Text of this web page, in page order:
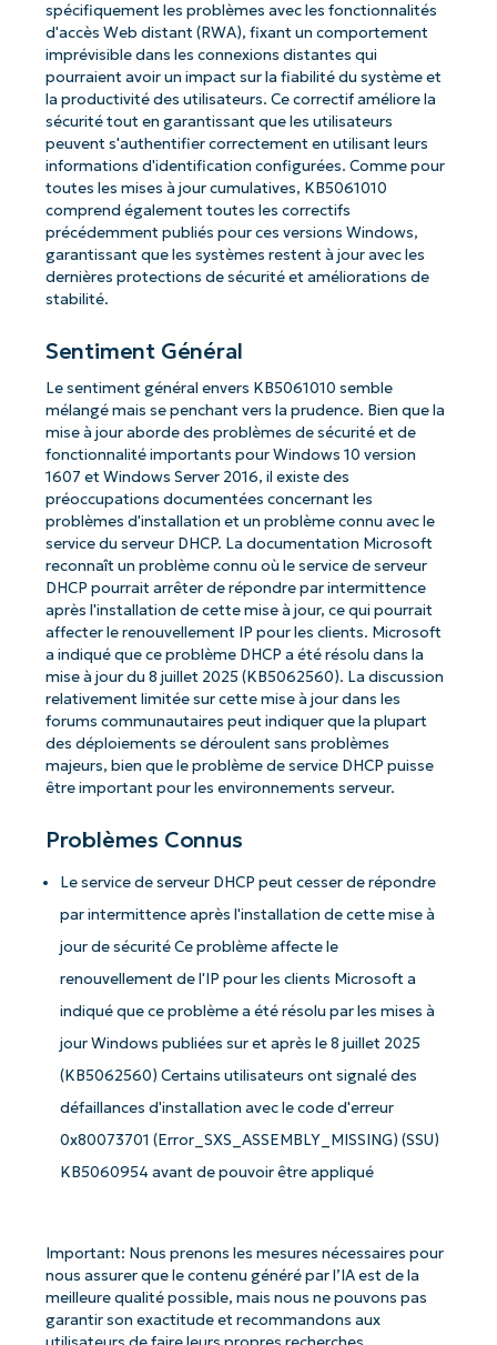
spécifiquement les problèmes avec les fonctionnalités
d'accès Web distant (RWA), fixant un comportement
imprévisible dans les connexions distantes qui
pourraient avoir un impact sur la fiabilité du système et
la productivité des utilisateurs. Ce correctif améliore la
sécurité tout en garantissant que les utilisateurs
peuvent s'authentifier correctement en utilisant leurs
informations d'identification configurées. Comme pour
toutes les mises à jour cumulatives, KB5061010
comprend également toutes les correctifs
précédemment publiés pour ces versions Windows,
garantissant que les systèmes restent à jour avec les
dernières protections de sécurité et améliorations de
stabilité.
Sentiment Général
Le sentiment général envers KB5061010 semble
mélangé mais se penchant vers la prudence. Bien que la
mise à jour aborde des problèmes de sécurité et de
fonctionnalité importants pour Windows 10 version
1607 et Windows Server 2016, il existe des
préoccupations documentées concernant les
problèmes d'installation et un problème connu avec le
service du serveur DHCP. La documentation Microsoft
reconnaît un problème connu où le service de serveur
DHCP pourrait arrêter de répondre par intermittence
après l'installation de cette mise à jour, ce qui pourrait
affecter le renouvellement IP pour les clients. Microsoft
a indiqué que ce problème DHCP a été résolu dans la
mise à jour du 8 juillet 2025 (KB5062560). La discussion
relativement limitée sur cette mise à jour dans les
forums communautaires peut indiquer que la plupart
des déploiements se déroulent sans problèmes
majeurs, bien que le problème de service DHCP puisse
être important pour les environnements serveur.
Problèmes Connus
Le service de serveur DHCP peut cesser de répondre
par intermittence après l'installation de cette mise à
jour de sécuritéCe problème affecte le
renouvellement de l'IP pour les clients Microsoft a
indiqué que ce problème a été résolu par les mises à
jour Windows publiées sur et après le 8 juillet 2025
(KB5062560)Certains utilisateurs ont signalé des
défaillances d'installation avec le code d'erreur
0x80073701 (Error_SXS_ASSEMBLY_MISSING)(SSU)
KB5060954 avant de pouvoir être appliqué
Important: Nous prenons les mesures nécessaires pour
nous assurer que le contenu généré par l’IA est de la
meilleure qualité possible, mais nous ne pouvons pas
garantir son exactitude et recommandons aux
Commencez avec les analyses de KB
Prénom
Nom*
Business